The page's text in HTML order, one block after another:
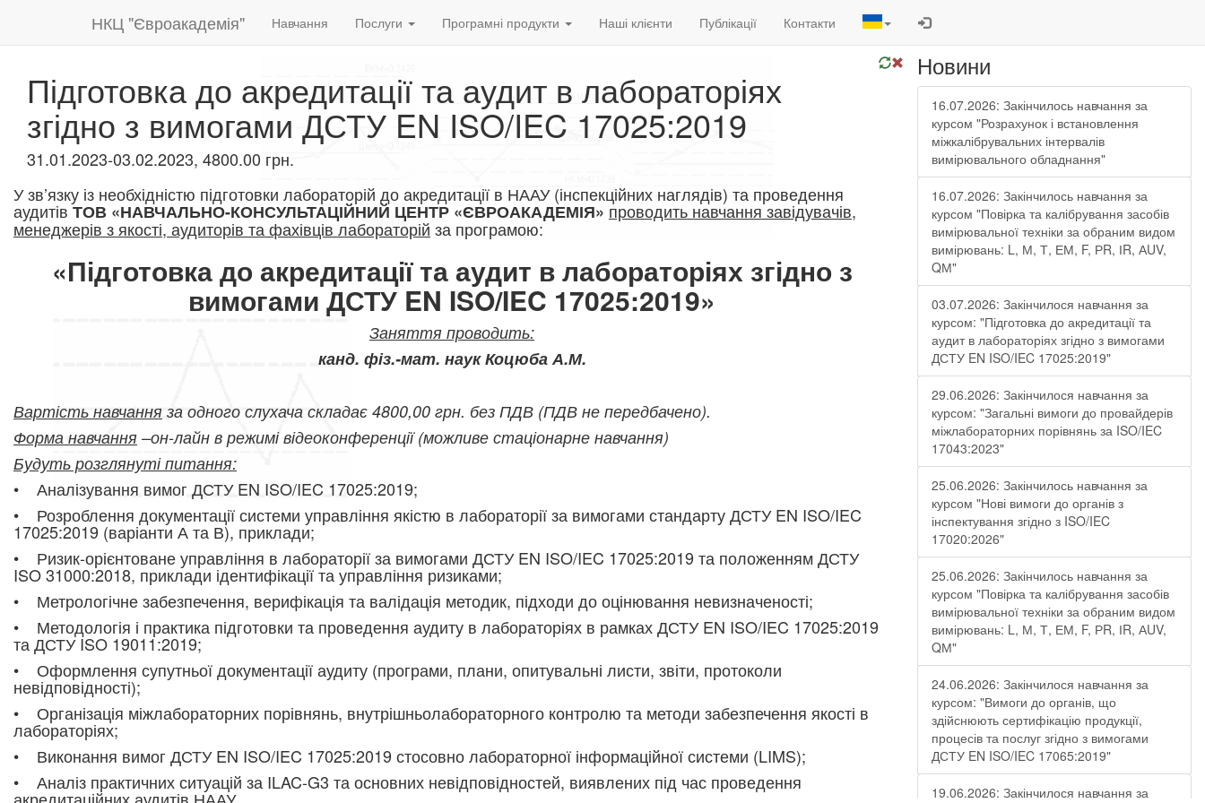
НКЦ "Євроакадемія" Навчання Послуги Програмні продукти Наші клієнти Публікації Контакти
Підготовка до акредитації та аудит в лабораторіях
згідно з вимогами ДСТУ EN ISO/IEC 17025:2019
31.01.2023-03.02.2023, 4800.00 грн.
У зв’язку із необхідністю підготовки лабораторій до акредитації в НААУ (інспекційних наглядів) та проведення
аудитівТОВ «НАВЧАЛЬНО-КОНСУЛЬТАЦІЙНИЙ ЦЕНТР «ЄВРОАКАДЕМІЯ» проводить навчання завідувачів,
менеджерів з якості, аудиторів та фахівців лабораторій за програмою:
«Підготовка до акредитації та аудит в лабораторіях згідно з
вимогами ДСТУ EN ISO/IEC 17025:2019»
Заняття проводить:
канд. фіз.-мат. наук Коцюба А.М.
Вартість навчання за одного слухача складає 4800,00 грн. без ПДВ (ПДВ не передбачено).
Форма навчання –он-лайн в режимі відеоконференції (можливе стаціонарне навчання)
Будуть розглянуті питання:
• Аналізування вимог ДСТУ EN ISO/IEC 17025:2019;
• Розроблення документації системи управління якістю в лабораторії за вимогами стандарту ДСТУ EN ISO/IEC
17025:2019 (варіанти А та В), приклади;
• Ризик-орієнтоване управління в лабораторії за вимогами ДСТУ EN ISO/IEC 17025:2019 та положенням ДСТУ
ISO 31000:2018, приклади ідентифікації та управління ризиками;
• Метрологічне забезпечення, верифікація та валідація методик, підходи до оцінювання невизначеності;
• Методологія і практика підготовки та проведення аудиту в лабораторіях в рамках ДСТУ EN ISO/IEC 17025:2019
та ДСТУ ISO 19011:2019;
• Оформлення супутньої документації аудиту (програми, плани, опитувальні листи, звіти, протоколи
невідповідності);
• Організація міжлабораторних порівнянь, внутрішньолабораторного контролю та методи забезпечення якості в
лабораторіях;
• Виконання вимог ДСТУ EN ISO/IEC 17025:2019 стосовно лабораторної інформаційної системи (LIMS);
• Аналіз практичних ситуацій за ILAC-G3 та основних невідповідностей, виявлених під час проведення
Новини
16.07.2026: Закінчилось навчання за
курсом "Розрахунок і встановлення
міжкалібрувальних інтервалів
вимірювального обладнання"
16.07.2026: Закінчилось навчання за
курсом "Повірка та калібрування засобів
вимірювальної техніки за обраним видом
вимірювань: L, М, Т, ЕМ, F, РR, ІR, АUV,
QМ"
03.07.2026: Закінчилося навчання за
курсом: "Підготовка до акредитації та
аудит в лабораторіях згідно з вимогами
ДСТУ EN ISO/IEC 17025:2019"
29.06.2026: Закінчилося навчання за
курсом: "Загальні вимоги до провайдерів
міжлабораторних порівнянь за ISO/IEC
17043:2023"
25.06.2026: Закінчилось навчання за
курсом "Нові вимоги до органів з
інспектування згідно з ISO/IEC
17020:2026"
25.06.2026: Закінчилось навчання за
курсом "Повірка та калібрування засобів
вимірювальної техніки за обраним видом
вимірювань: L, М, Т, ЕМ, F, РR, ІR, АUV,
QМ"
24.06.2026: Закінчилося навчання за
курсом: "Вимоги до органів, що
здійснюють сертифікацію продукції,
процесів та послуг згідно з вимогами
ДСТУ EN ISO/IEC 17065:2019"
19.06.2026: Закінчилося навчання за